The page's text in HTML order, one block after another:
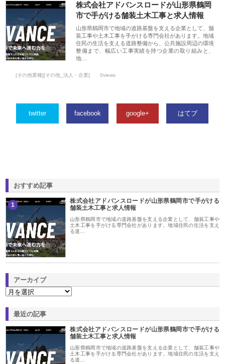
株式会社アドバンスロードが山形県鶴岡
市で手がける舗装土木工事と求人情報
山形県鶴岡市で地域の道路基盤を支える企業として、舗
装工事や土木工事を手がける専門会社があります。地域
住民の生活を支える道路整備から、公共施設周辺の環境
整備まで、幅広い工事実績を持つ企業の取り組みと、
地…
[その他業種][その他_法人・企業] 0views
twitter facebook google+ はてブ
おすすめ記事
1
株式会社アドバンスロードが山形県鶴岡市で手がける
舗装土木工事と求人情報
山形県鶴岡市で地域の道路基盤を支える企業として、舗装工事や
土木工事を手がける専門会社があります。地域住民の生活を支え
る道…
アーカイブ
最近の記事
株式会社アドバンスロードが山形県鶴岡市で手がける
舗装土木工事と求人情報
山形県鶴岡市で地域の道路基盤を支える企業として、舗装工事や
土木工事を手がける専門会社があります。地域住民の生活を支え
る道…